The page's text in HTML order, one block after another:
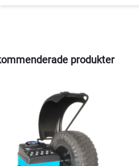
produkter